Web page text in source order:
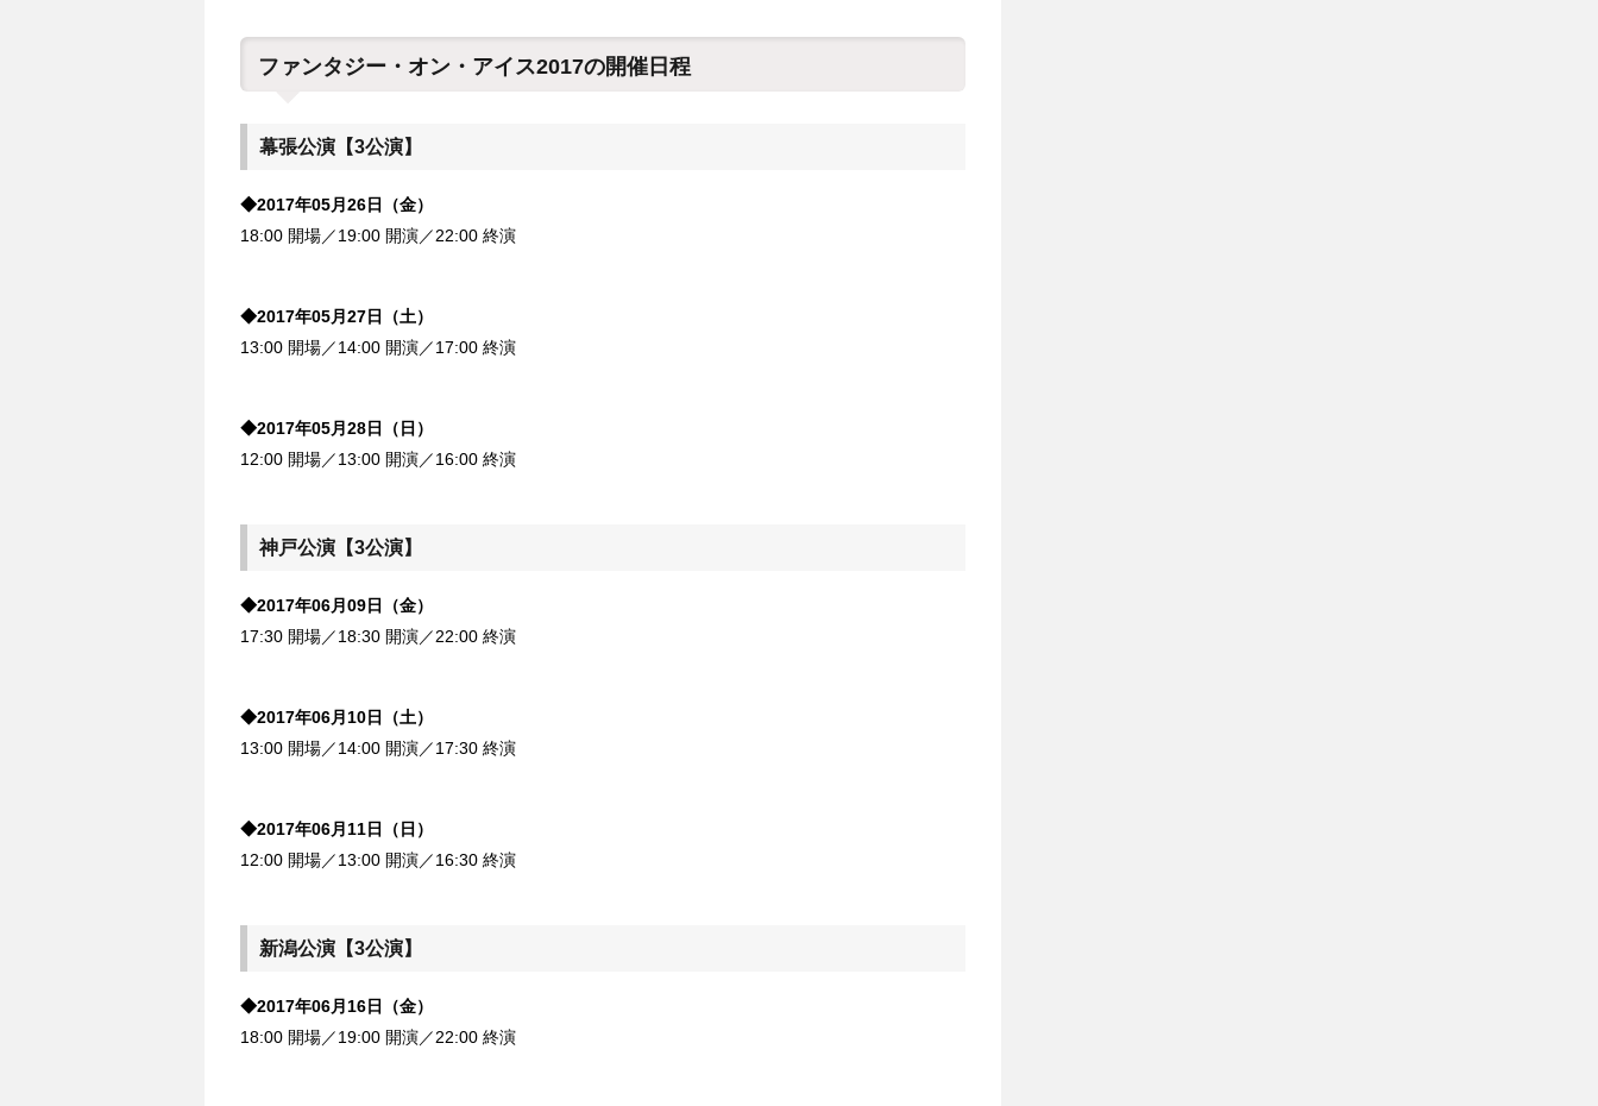
ファンタジー・オン・アイス2017の開催日程
幕張公演【3公演】
◆2017年05月26日（金）
18:00 開場／19:00 開演／22:00 終演
◆2017年05月27日（土）
13:00 開場／14:00 開演／17:00 終演
◆2017年05月28日（日）
12:00 開場／13:00 開演／16:00 終演
神戸公演【3公演】
◆2017年06月09日（金）
17:30 開場／18:30 開演／22:00 終演
◆2017年06月10日（土）
13:00 開場／14:00 開演／17:30 終演
◆2017年06月11日（日）
12:00 開場／13:00 開演／16:30 終演
新潟公演【3公演】
◆2017年06月16日（金）
18:00 開場／19:00 開演／22:00 終演